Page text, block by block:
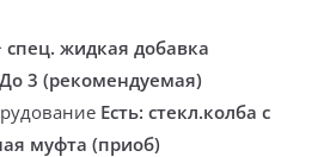
спец. жидкая добавка
До 3 (рекомендуемая)
Есть: стекл.колба с
муфта (приоб)